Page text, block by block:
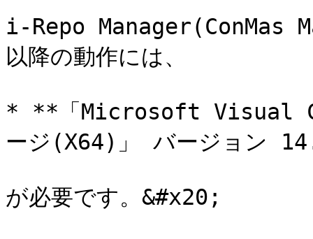
i-Repo Manager(ConMas
以降の動作には、
* **「Microsoft Visual
ージ(X64)」 バージョン
が必要です。&#x20;